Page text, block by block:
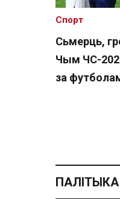
Сьмерць,
Чым ЧС-
за
Спорт
ПАЛІТЫКА